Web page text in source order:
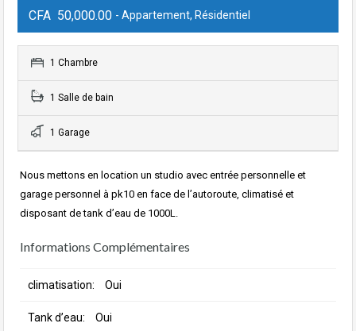
CFA 50,000.00 - Appartement, Résidentiel
1 Chambre
1 Salle de bain
1 Garage
Nous mettons en location un studio avec entrée personnelle et
garage personnel à pk10 en face de l’autoroute, climatisé et
disposant de tank d’eau de 1000L.
Informations Complémentaires
climatisation: Oui
Tank d’eau: Oui